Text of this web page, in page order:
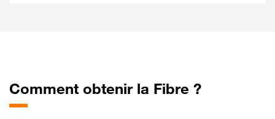
Comment obtenir la Fibre ?